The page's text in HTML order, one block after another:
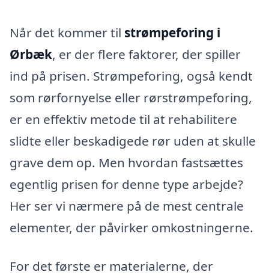
Når det kommer til strømpeforing i
Ørbæk, er der flere faktorer, der spiller
ind på prisen. Strømpeforing, også kendt
som rørfornyelse eller rørstrømpeforing,
er en effektiv metode til at rehabilitere
slidte eller beskadigede rør uden at skulle
grave dem op. Men hvordan fastsættes
egentlig prisen for denne type arbejde?
Her ser vi nærmere på de mest centrale
elementer, der påvirker omkostningerne.
For det første er materialerne, der